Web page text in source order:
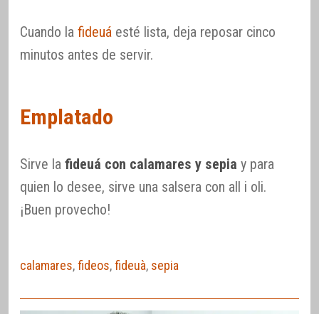
Cuando la fideuá esté lista, deja reposar cinco
minutos antes de servir.
Emplatado
Sirve la fideuá con calamares y sepia y para
quien lo desee, sirve una salsera con all i oli.
¡Buen provecho!
calamares,fideos,fideuà, sepia